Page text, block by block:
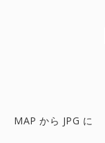
MAP から JPG に